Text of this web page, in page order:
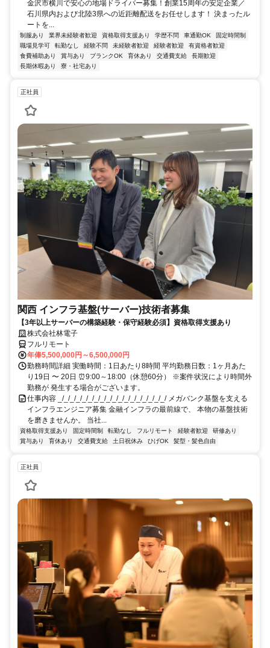
金沢市横川で安心の地場ドライバー募集！創業15周年の安定企業／
石川県内および北陸3県への近距離配送をお任せします！ 決まったル
ートを...
制服あり 業界未経験者歓迎 資格取得支援あり 学歴不問 車通勤OK
固定時間制
職場見学可
転勤なし 経験不問 未経験者歓迎 経験者歓迎
有資格者歓迎
食費補助あり
賞与あり ブランクOK 育休あり 交通費支給
長期歓迎
長期休暇あり
寮・社宅あり
正社員
関西 インフラ基盤(サーバー)技術者募集
【3年以上サーバーの構築経験・保守経験必須】資格取得支援あり
株式会社林電子
フルリモート
年俸5,500,000円～6,500,000円
勤務時間詳細 実働時間：1日あたり8時間 平均勤務日数：1ヶ月あた
り19日 〜 20日 ⏰9:00～18:00（休憩60分） ※案件状況により時間外
勤務が 発生する場合がございます。
仕事内容 _/_/_/_/_/_/_/_/_/_/_/_/_/_/_/_/_/_/ メガバンク基盤を支える
インフラエンジニア募集 金融インフラの最前線で、 本物の基盤技術
を磨きませんか。 当社...
資格取得支援あり 固定時間制 転勤なし フルリモート 経験者歓迎
研修あり
賞与あり
育休あり 交通費支給 土日祝休み ひげOK 髪型・髪色自由
正社員